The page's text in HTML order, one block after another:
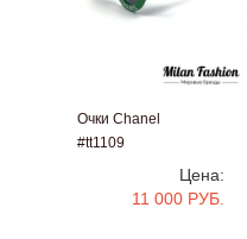
Очки Chanel
#tt1109
Цена:
11 000 РУБ.